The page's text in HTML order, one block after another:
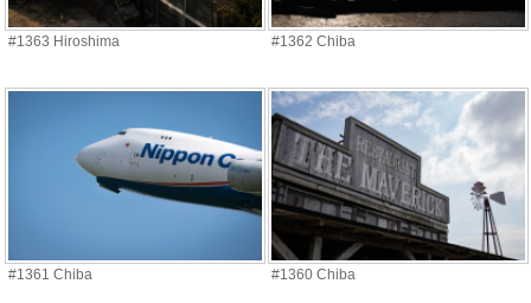
#1363 Hiroshima #1362 Chiba
#1361 Chiba #1360 Chiba